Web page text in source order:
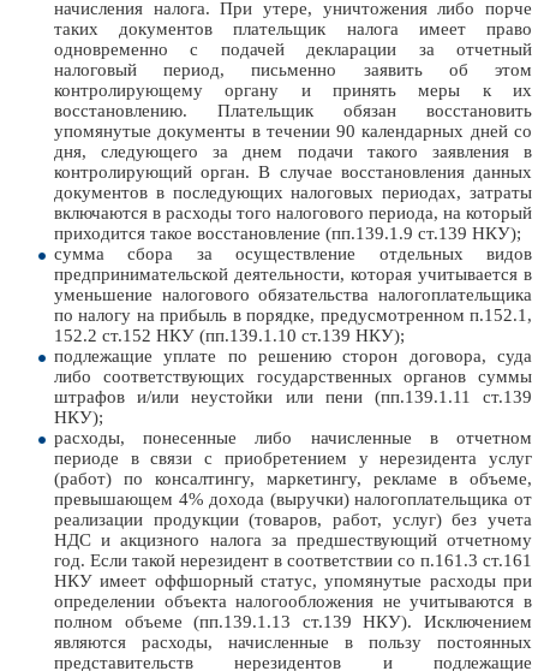
начисления налога. При утере, уничтожения либо порче
таких документов плательщик налога имеет право
одновременно с подачей декларации за отчетный
налоговый период, письменно заявить об этом
контролирующему органу и принять меры к их
восстановлению. Плательщик обязан восстановить
упомянутые документы в течении 90 календарных дней со
дня, следующего за днем подачи такого заявления в
контролирующий орган. В случае восстановления данных
документов в последующих налоговых периодах, затраты
включаются в расходы того налогового периода, на который
приходится такое восстановление (пп.139.1.9 ст.139 НКУ);
сумма сбора за осуществление отдельных видов
предпринимательской деятельности, которая учитывается в
уменьшение налогового обязательства налогоплательщика
по налогу на прибыль в порядке, предусмотренном п.152.1,
152.2 ст.152 НКУ (пп.139.1.10 ст.139 НКУ);
подлежащие уплате по решению сторон договора, суда
либо соответствующих государственных органов суммы
штрафов и/или неустойки или пени (пп.139.1.11 ст.139
НКУ);
расходы, понесенные либо начисленные в отчетном
периоде в связи с приобретением у нерезидента услуг
(работ) по консалтингу, маркетингу, рекламе в объеме,
превышающем 4% дохода (выручки) налогоплательщика от
реализации продукции (товаров, работ, услуг) без учета
НДС и акцизного налога за предшествующий отчетному
год. Если такой нерезидент в соответствии со п.161.3 ст.161
НКУ имеет оффшорный статус, упомянутые расходы при
определении объекта налогообложения не учитываются в
полном объеме (пп.139.1.13 ст.139 НКУ). Исключением
являются расходы, начисленные в пользу постоянных
представительств нерезидентов и подлежащие